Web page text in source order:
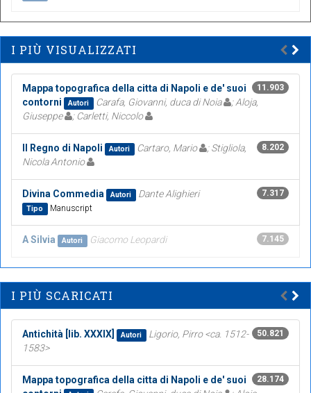
I PIÙ VISUALIZZATI
11.903
Mappa topografica della citta di Napoli e de' suoi
contorni
Autori Carafa, Giovanni, duca di Noia
; Aloja,
Giuseppe
; Carletti, Niccolo
8.202
Il Regno di Napoli Autori Cartaro, Mario
; Stigliola,
Nicola Antonio
7.317
Divina Commedia Autori Dante Alighieri
Tipo Manuscript
7.145
A Silvia Autori Giacomo Leopardi
I PIÙ SCARICATI
50.821
Antichità [lib. XXXIX] Autori
Ligorio, Pirro <ca. 1512-
1583>
28.174
Mappa topografica della citta di Napoli e de' suoi